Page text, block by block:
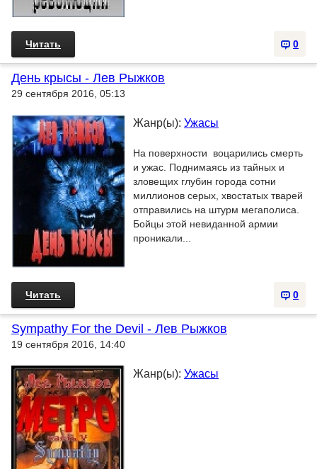
0
Читать
День крысы - Лев Рыжков
29 сентября 2016, 05:13
Жанр(ы): Ужасы
На поверхности воцарились смерть
и ужас. Поднимаясь из тайных и
зловещих глубин города сотни
миллионов серых, хвостатых тварей
отправились на штурм мегаполиса.
Бойцы этой невиданной армии
проникали...
0
Читать
Sympathy For the Devil - Лев Рыжков
19 сентября 2016, 14:40
Жанр(ы): Ужасы